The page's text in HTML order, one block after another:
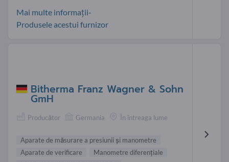
Mai multe informații-
Produsele acestui furnizor
Bitherma Franz Wagner & Sohn
GmH
Producător Germania În întreaga lume
Aparate de măsurare a presiunii și manometre
Aparate de verificare
Manometre diferențiale